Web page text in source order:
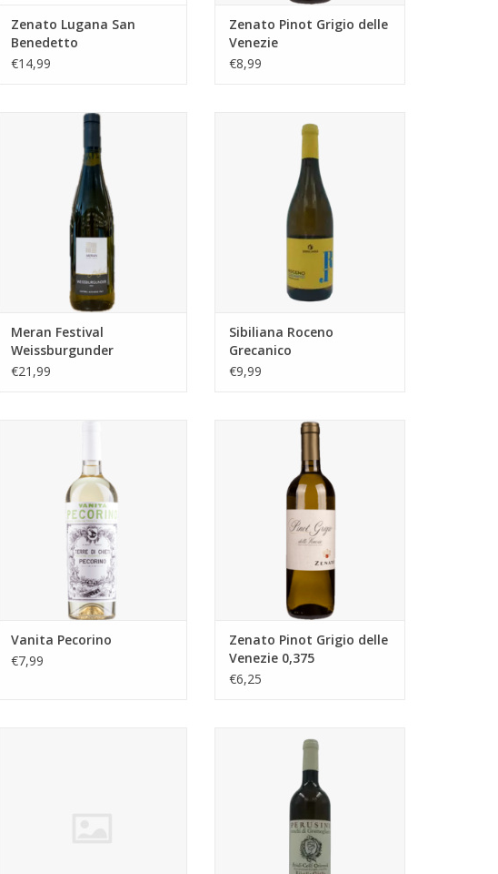
Zenato Lugana San
Benedetto
€14,99
Zenato Pinot Grigio delle
Venezie
€8,99
Meran Festival Weissburgunder
TOEVOEGEN AAN WINKELWAGEN
Meran Festival
Weissburgunder
€21,99
Sibiliana Roceno Grecanico
TOEVOEGEN AAN WINKELWAGEN
Sibiliana Roceno
Grecanico
€9,99
druivensoort uit de Abruzzen.
80% van de wijn vergist op RVS
tanks en de overige 20% in
eikenhouten vaten.
TOEVOEGEN AAN WINKELWAGEN
Vanita Pecorino
€7,99
Pinot Grigio, aangevuld met een
klein percentage Chardonnay,
met de hand geplukt inde
wijngaarden van Zenato bij
Pesina di Caprino in de regio
Veneto.
Zenato Pinot Grigio delle
Venezie 0,375
€6,25
Perusini Ribolla Gialla
TOEVOEGEN AAN WINKELWAGEN